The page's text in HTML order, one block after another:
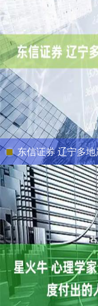
东信证券 辽宁多